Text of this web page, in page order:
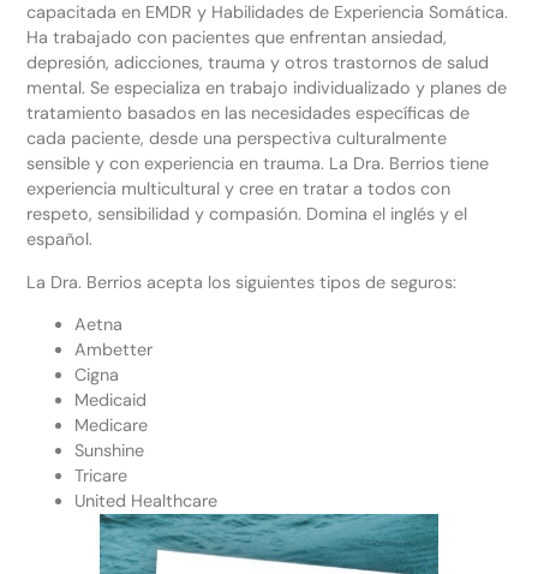
capacitada en EMDR y Habilidades de Experiencia Somática.
Ha trabajado con pacientes que enfrentan ansiedad,
depresión, adicciones, trauma y otros trastornos de salud
mental. Se especializa en trabajo individualizado y planes de
tratamiento basados en las necesidades específicas de
cada paciente, desde una perspectiva culturalmente
sensible y con experiencia en trauma. La Dra. Berrios tiene
experiencia multicultural y cree en tratar a todos con
respeto, sensibilidad y compasión. Domina el inglés y el
español.
La Dra. Berrios acepta los siguientes tipos de seguros:
Aetna
Ambetter
Cigna
Medicaid
Medicare
Sunshine
Tricare
United Healthcare